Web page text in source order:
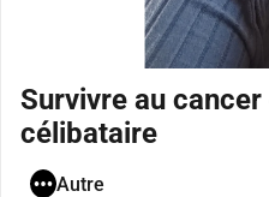
Survivre au
célibataire
Autre